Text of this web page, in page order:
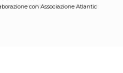
con Associazione Atlantic